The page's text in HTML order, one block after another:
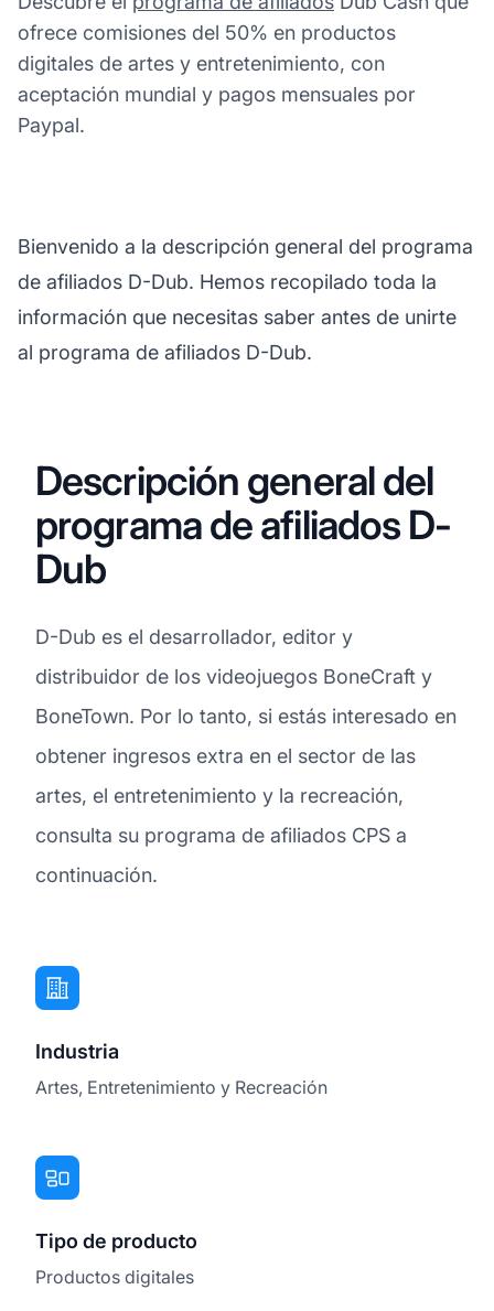
ofrece comisiones del 50% en productos
digitales de artes y entretenimiento, con
aceptación mundial y pagos mensuales por
Paypal.
Bienvenido a la descripción general del programa
de afiliados D-Dub. Hemos recopilado toda la
información que necesitas saber antes de unirte
al programa de afiliados D-Dub.
Descripción general del
programa de afiliados D-
Dub
D-Dub es el desarrollador, editor y
distribuidor de los videojuegos BoneCraft y
BoneTown. Por lo tanto, si estás interesado en
obtener ingresos extra en el sector de las
artes, el entretenimiento y la recreación,
consulta su programa de afiliados CPS a
continuación.
Industria
Artes, Entretenimiento y Recreación
Tipo de producto
Productos digitales